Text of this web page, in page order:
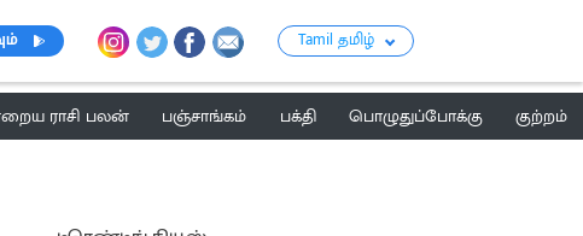
Tamil தமிழ்
ராசி பலன் பஞ்சாங்கம் பக்தி பொழுதுப்போக்கு
குற்றம்